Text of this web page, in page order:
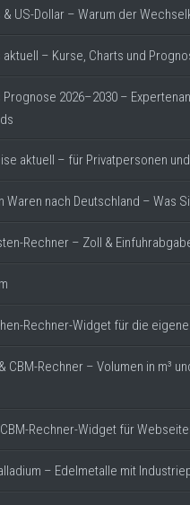
& US-Dollar – Warum der
– Kurse, Charts und
2026–2030 –
aktuell – für Privatpersonen
Waren nach Deutschland – Was
Rechner – Zoll &
Rechner-Widget für die
CBM-Rechner – Volumen in m³
Rechner-Widget für
– Edelmetalle mit